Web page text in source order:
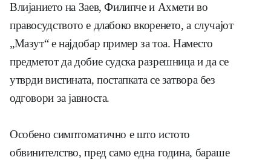
Влијанието на Заев, Филипче и Ахмети во
правосудството е длабоко вкоренето, а случајот
„Мазут“ е најдобар пример за тоа. Наместо
предметот да добие судска разрешница и да се
утврди вистината, постапката се затвора без
одговори за јавноста.
Особено симптоматично е што истото
обвинителство, пред само една година, бараше